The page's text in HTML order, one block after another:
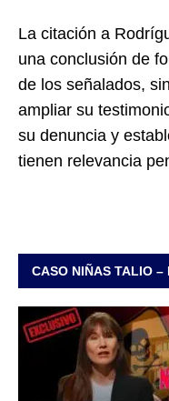
La citación a
una conclusión de
de los señalados,
ampliar su
su denuncia y
tienen relevancia
CASO NIÑAS TALIO –